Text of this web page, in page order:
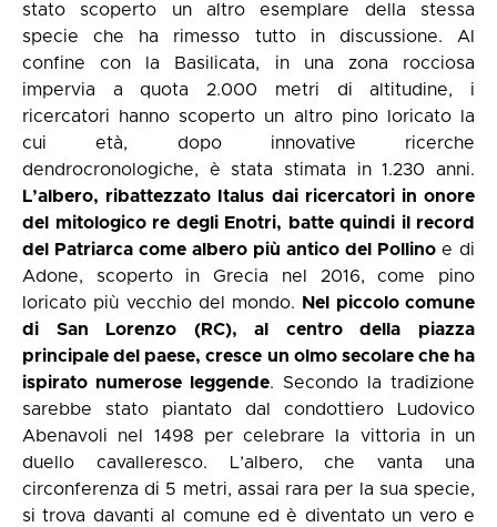
stato scoperto un altro esemplare della stessa
specie che ha rimesso tutto in discussione. Al
confine con la Basilicata, in una zona rocciosa
impervia a quota 2.000 metri di altitudine, i
ricercatori hanno scoperto un altro pino loricato la
cui età, dopo innovative ricerche
dendrocronologiche, è stata stimata in 1.230 anni.
L’albero, ribattezzato Italus dai ricercatori in onore
del mitologico re degli Enotri, batte quindi il record
del Patriarca come albero più antico del Pollino e di
Adone, scoperto in Grecia nel 2016, come pino
loricato più vecchio del mondo.
Nel piccolo comune
di San Lorenzo (RC), al centro della piazza
principale del paese, cresce un olmo secolare che ha
ispirato numerose leggende. Secondo la tradizione
sarebbe stato piantato dal condottiero Ludovico
Abenavoli nel 1498 per celebrare la vittoria in un
duello cavalleresco. L’albero, che vanta una
circonferenza di 5 metri, assai rara per la sua specie,
si trova davanti al comune ed è diventato un vero e